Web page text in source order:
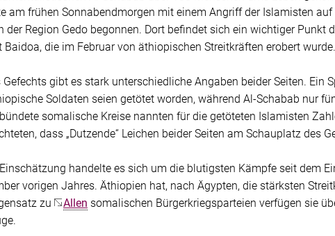
am frühen Sonnabendmorgen mit einem Angriff der Islamisten
der Region Gedo begonnen. Dort befindet sich ein wichtiger Punkt
die im Februar von äthiopischen Streitkräften erobert wurde.
Gefechts gibt es stark unterschiedliche Angaben beider Seiten. Ein
Soldaten seien getötet worden, während Al-Schabab nur
somalische Kreise nannten für die getöteten Islamisten
dass „Dutzende“ Leichen beider Seiten am Schauplatz des
handelte es sich um die blutigsten Kämpfe seit dem
vorigen Jahres. Äthiopien hat, nach Ägypten, die stärksten
zu
Allen somalischen Bürgerkriegsparteien verfügen sie